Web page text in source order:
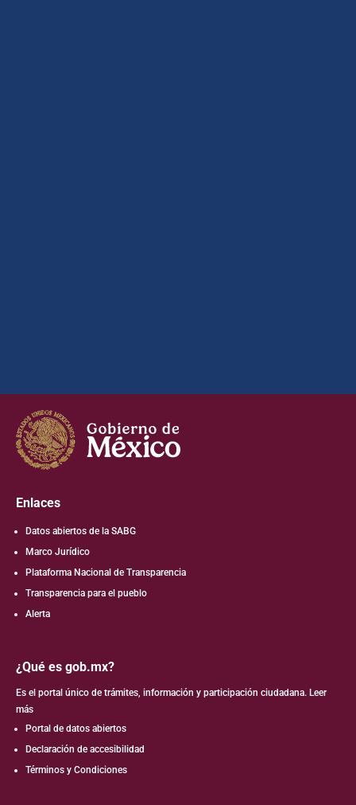
Enlaces
Datos abiertos de la SABG
Marco Jurídico
Plataforma Nacional de Transparencia
Transparencia para el pueblo
Alerta
¿Qué es gob.mx?
Es el portal único de trámites, información y participación ciudadana. Leer
más
Portal de datos abiertos
Declaración de accesibilidad
Términos y Condiciones